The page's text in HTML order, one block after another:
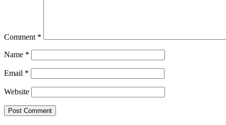
Comment *
Name *
Email *
Website